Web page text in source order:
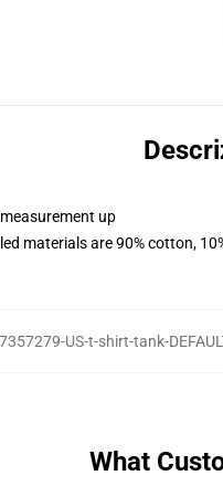
up
materials are 90% cotton,
US-t-shirt-tank-
What